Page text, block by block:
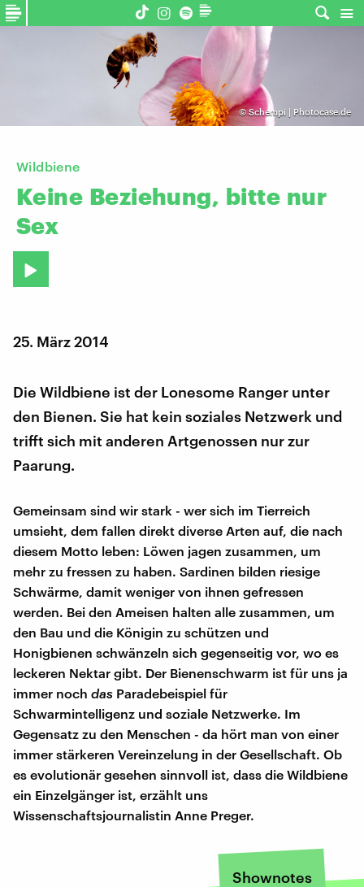
©Schempi | Photocase.de
Wildbiene
Keine Beziehung, bitte nur
Sex
25. März 2014
Die Wildbiene ist der Lonesome Ranger unter
den Bienen. Sie hat kein soziales Netzwerk und
trifft sich mit anderen Artgenossen nur zur
Paarung.
Gemeinsam sind wir stark - wer sich im Tierreich
umsieht, dem fallen direkt diverse Arten auf, die nach
diesem Motto leben: Löwen jagen zusammen, um
mehr zu fressen zu haben. Sardinen bilden riesige
Schwärme, damit weniger von ihnen gefressen
werden. Bei den Ameisen halten alle zusammen, um
den Bau und die Königin zu schützen und
Honigbienen schwänzeln sich gegenseitig vor, wo es
leckeren Nektar gibt. Der Bienenschwarm ist für uns ja
immer noch das Paradebeispiel für
Schwarmintelligenz und soziale Netzwerke. Im
Gegensatz zu den Menschen - da hört man von einer
immer stärkeren Vereinzelung in der Gesellschaft. Ob
es evolutionär gesehen sinnvoll ist, dass die Wildbiene
ein Einzelgänger ist, erzählt uns
Wissenschaftsjournalistin Anne Preger.
Shownotes